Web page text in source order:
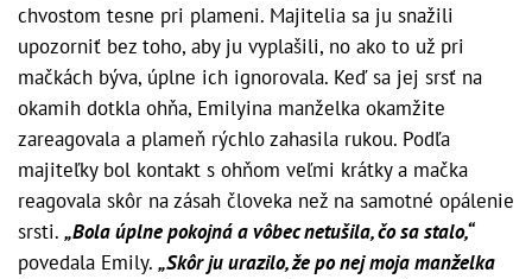
chvostom tesne pri plameni. Majitelia sa ju snažili
upozorniť bez toho, aby ju vyplašili, no ako to už pri
mačkách býva, úplne ich ignorovala. Keď sa jej srsť na
okamih dotkla ohňa, Emilyina manželka okamžite
zareagovala a plameň rýchlo zahasila rukou. Podľa
majiteľky bol kontakt s ohňom veľmi krátky a mačka
reagovala skôr na zásah človeka než na samotné opálenie
srsti. „Bola úplne pokojná a vôbec netušila, čo sa stalo,“
povedala Emily. „Skôr ju urazilo, že po nej moja manželka